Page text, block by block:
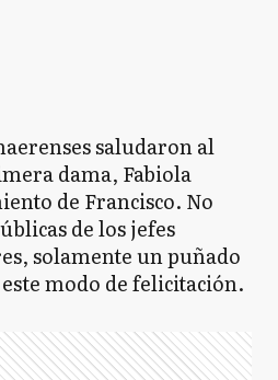
saludaron al
dama, Fabiola
de Francisco. No
de los jefes
solamente un puñado
modo de felicitación.